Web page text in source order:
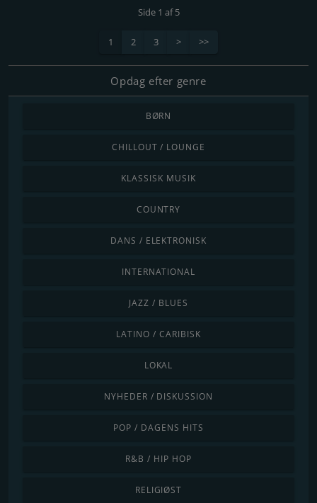
Side 1 af 5
1 2 3 > >>
Opdag efter genre
BØRN
CHILLOUT / LOUNGE
KLASSISK MUSIK
COUNTRY
DANS / ELEKTRONISK
INTERNATIONAL
JAZZ / BLUES
LATINO / CARIBISK
LOKAL
NYHEDER / DISKUSSION
POP / DAGENS HITS
R&B / HIP HOP
RELIGIØST